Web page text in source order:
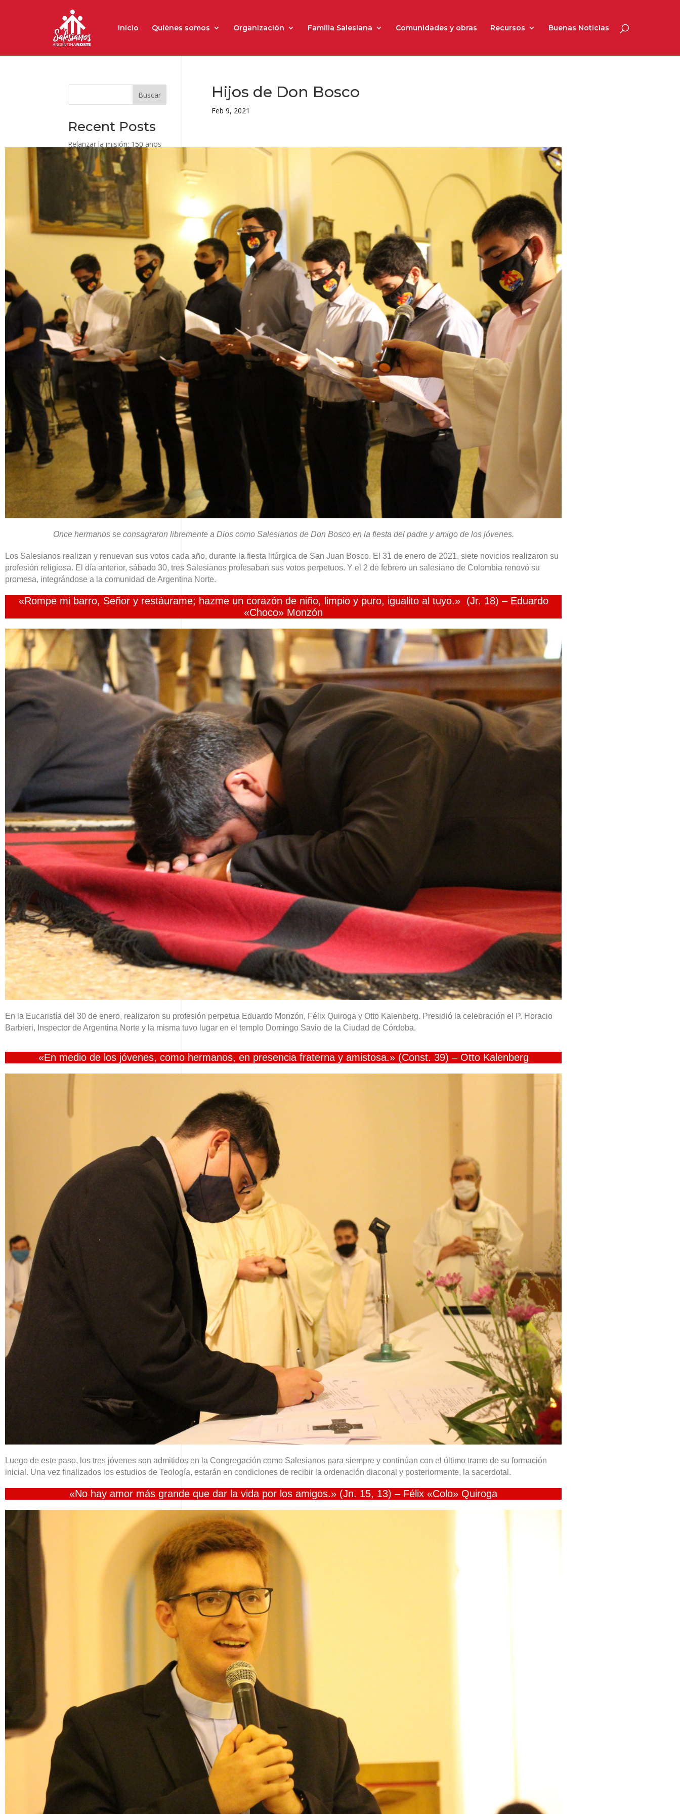
Inicio Quiénes somos Organización Familia Salesiana Comunidades y obras Recursos Buenas Noticias
Hijos de Don Bosco
Feb 9, 2021
Once hermanos se consagraron libremente a Dios como Salesianos de Don Bosco en la fiesta del padre y amigo de los jóvenes.
Los Salesianos realizan y renuevan sus votos cada año, durante la fiesta litúrgica de San Juan Bosco. El 31 de enero de 2021, siete novicios realizaron su
profesión religiosa. El día anterior, sábado 30, tres Salesianos profesaban sus votos perpetuos. Y el 2 de febrero un salesiano de Colombia renovó su
promesa, integrándose a la comunidad de Argentina Norte.
«Rompe mi barro, Señor y restáurame; hazme un corazón de niño, limpio y puro, igualito al tuyo.» (Jr. 18) – Eduardo
«Choco» Monzón
En la Eucaristía del 30 de enero, realizaron su profesión perpetua Eduardo Monzón, Félix Quiroga y Otto Kalenberg. Presidió la celebración el P. Horacio
Barbieri, Inspector de Argentina Norte y la misma tuvo lugar en el templo Domingo Savio de la Ciudad de Córdoba.
«En medio de los jóvenes, como hermanos, en presencia fraterna y amistosa.» (Const. 39) – Otto Kalenberg
Luego de este paso, los tres jóvenes son admitidos en la Congregación como Salesianos para siempre y continúan con el último tramo de su formación
inicial. Una vez finalizados los estudios de Teología, estarán en condiciones de recibir la ordenación diaconal y posteriormente, la sacerdotal.
«No hay amor más grande que dar la vida por los amigos.» (Jn. 15, 13) – Félix «Colo» Quiroga
Buscar
Recent Posts
Relanzar la misión: 150 años
de historia, vocación y
compromiso
Los Salesianos Cooperadores
celebran 150 años de misión
al servicio de los jóvenes
Encuentro Inspectorial de
Parroquias ARN
Formación «Ecosistema
Circular Salesiano»
Renovación del Reglamento
Nacional de los Exploradores:
Un camino de escucha y
renovación.
Recent
Comments
Graciela Gornattien
Salesianos en salida
en
P. Juan Picca
juan luis comte
en
Más lo
conocés, más lo querés
Lorena beatriz ugulini en
Más
lo conocés, más lo querés
Mirta Inés Carmonaen
Revolución en Tucumán